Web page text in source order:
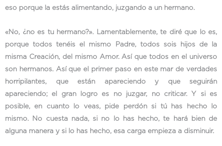
eso porque la estás alimentando, juzgando a un hermano.
«No, ¿no es tu hermano?». Lamentablemente, te diré que lo es,
porque todos tenéis el mismo Padre, todos sois hijos de la
misma Creación, del mismo Amor. Así que todos en el universo
son hermanos. Así que el primer paso en este mar de verdades
horripilantes, que están apareciendo y que seguirán
apareciendo; el gran logro es no juzgar, no criticar. Y si es
posible, en cuanto lo veas, pide perdón si tú has hecho lo
mismo. No cuesta nada, si no lo has hecho, te hará bien de
alguna manera y si lo has hecho, esa carga empieza a disminuir.